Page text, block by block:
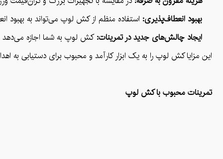
بهبود انعطاف‌پذیری: استفاده منظم از کش لوپ می‌تواند به بهبود
ایجاد چالش‌های جدید در تمرینات:کش لوپ به شما اجازه می‌دهد
این مزایا کش لوپ را به یک ابزار کارآمد و محبوب برای دستیابی به
تمرینات محبوب با کش لوپ